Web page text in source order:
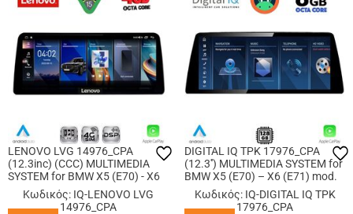
LENOVO LVG 14976_CPA
(12.3inc) (CCC) MULTIMEDIA
SYSTEM for BMW X5 (E70) - X6
(E71) mod. 2006-2009
Κωδικός: IQ-LENOVO LVG
14976_CPA
DIGITAL IQ TPK 17976_CPA
(12.3'') MULTIMEDIA SYSTEM for
BMW X5 (E70) – X6 (E71) mod.
2006-2009 (CCC)
Κωδικός: IQ-DIGITAL IQ TPK
17976_CPA